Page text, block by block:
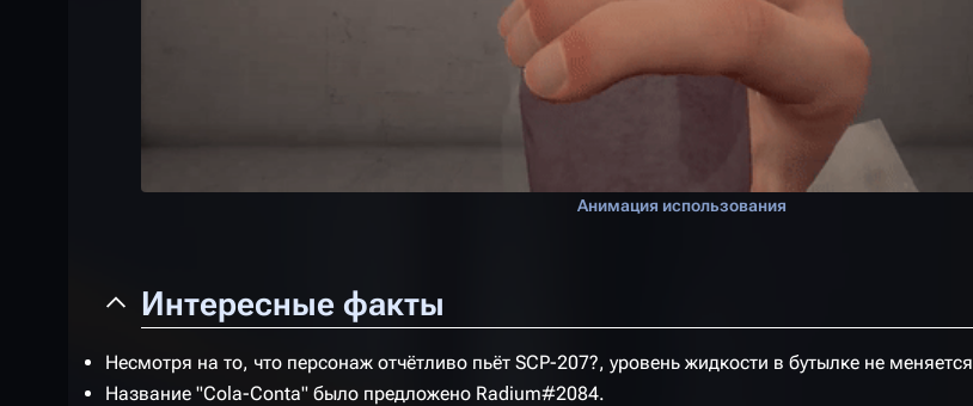
Анимация использования
Интересные факты
Несмотря на то, что персонаж отчётливо пьёт SCP-207?, уровень жидкости в бутылке не меняется
Название "Cola-Conta" было предложено Radium#2084.